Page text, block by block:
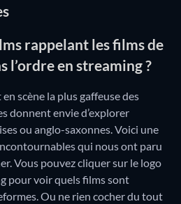
rappelant les films de
l’ordre en streaming ?
scène la plus gaffeuse des
donnent envie d’explorer
ou anglo-saxonnes. Voici une
qui nous ont paru
Vous pouvez cliquer sur le logo
pour voir quels films sont
Ou ne rien cocher du tout